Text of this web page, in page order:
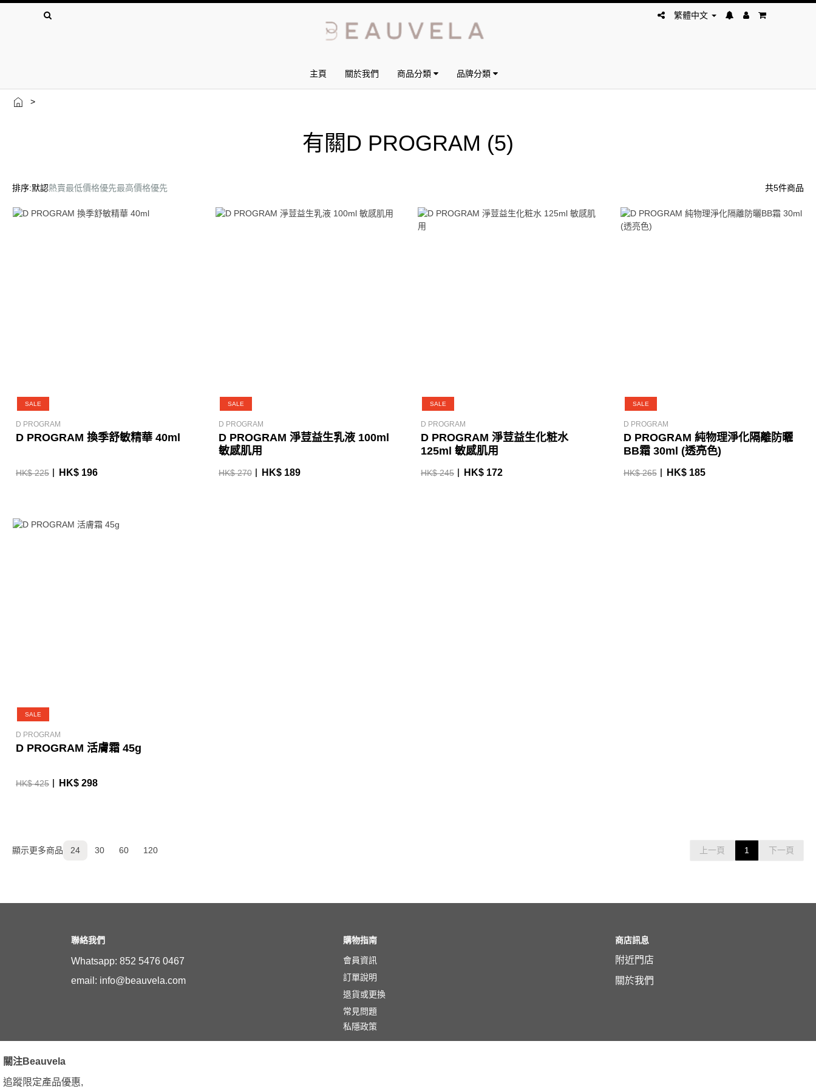
繁體中文
主頁 關於我們 商品分類 品牌分類
>
有關D PROGRAM (5)
排序:默認熱賣最低價格優先最高價格優先 共5件商品
SALE
D PROGRAM
D PROGRAM 換季舒敏精華 40ml
HK$ 225 HK$ 196
SALE
D PROGRAM
D PROGRAM 淨荳益生乳液 100ml
敏感肌用
HK$ 270 HK$ 189
SALE
D PROGRAM
D PROGRAM 淨荳益生化粧水
125ml 敏感肌用
HK$ 245 HK$ 172
SALE
D PROGRAM
D PROGRAM 純物理淨化隔離防曬
BB霜 30ml (透亮色)
HK$ 265 HK$ 185
SALE
D PROGRAM
D PROGRAM 活膚霜 45g
HK$ 425 HK$ 298
顯示更多商品 24 30 60 120 上一頁 1 下一頁
聯絡我們
Whatsapp: 852 5476 0467
email: info@beauvela.com
購物指南
會員資訊
訂單說明
退貨或更換
常見問題
私隱政策
商店訊息
附近門店
關於我們
關注Beauvela
追蹤限定產品優惠,